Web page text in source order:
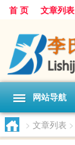
首 页 文章列表
网站导航
> 文章列表 >